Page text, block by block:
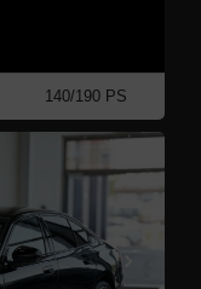
140/190 PS